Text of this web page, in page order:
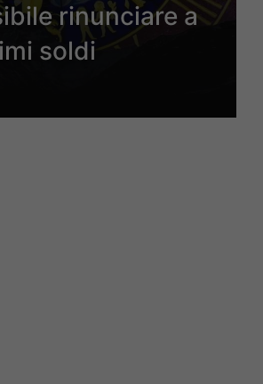
rinunciare a
soldi